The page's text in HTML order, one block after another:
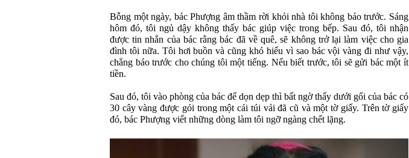
Bỗng một ngày, bác Phượng âm thầm rời khỏi nhà tôi không báo trước. Sáng
hôm đó, tôi ngủ dậy không thấy bác giúp việc trong bếp. Sau đó, tôi nhận
được tin nhắn của bác rằng bác đã về quê, sẽ không trở lại làm việc cho gia
đình tôi nữa. Tôi hơi buồn và cũng khó hiểu vì sao bác vội vàng đi như vậy,
chẳng báo trước cho chúng tôi một tiếng. Nếu biết trước, tôi sẽ gửi bác một ít
tiền.
Sau đó, tôi vào phòng của bác để dọn dẹp thì bất ngờ thấy dưới gối của bác có
30 cây vàng được gói trong một cái túi vải đã cũ và một tờ giấy. Trên tờ giấy
đó, bác Phượng viết những dòng làm tôi ngỡ ngàng chết lặng.